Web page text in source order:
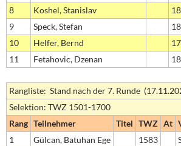
8
Koshel, Stanislav
9
Speck, Stefan
10
Helfer, Bernd
11
Fetahovic, Dzenan
Rangliste: Stand nach der 7. Runde
Selektion: TWZ 1501-1700
Rang Teilnehmer Titel TWZ At
1
Gülcan, Batuhan Ege 1583